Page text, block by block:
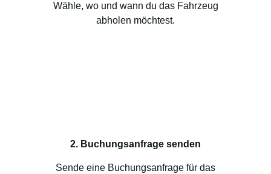
Wähle, wo und wann du das Fahrzeug
abholen möchtest.
2. Buchungsanfrage senden
Sende eine Buchungsanfrage für das